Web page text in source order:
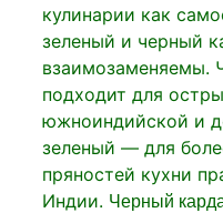
кулинарии как
зеленый и черный
взаимозаменяемы.
подходит для
южноиндийской и
зеленый — для
пряностей кухни
Индии. Черный